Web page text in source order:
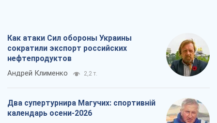
Как атаки Сил обороны Украины
сократили экспорт российских
нефтепродуктов
Андрей Клименко 2,2 т.
Два супертурнира Магучих: спортивній
календарь осени-2026